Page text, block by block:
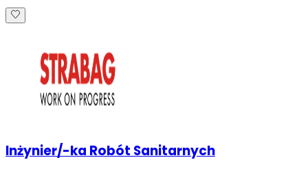
Inżynier/-ka Robót Sanitarnych